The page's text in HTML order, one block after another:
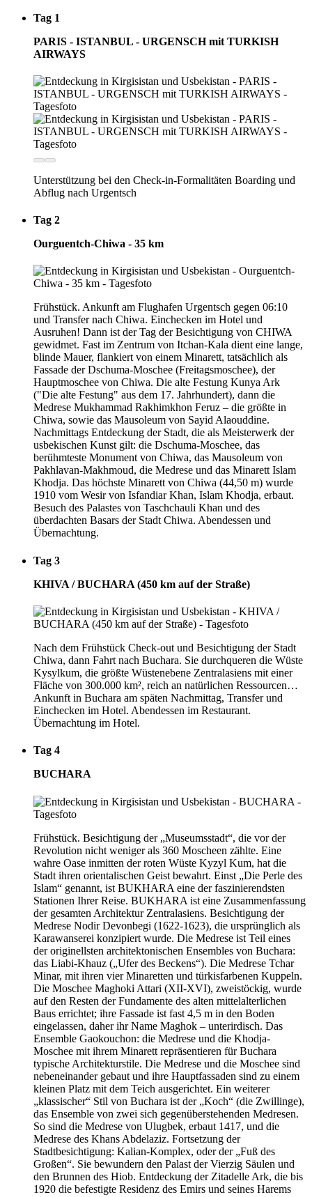
Tag 1
PARIS - ISTANBUL - URGENSCH mit TURKISH
AIRWAYS
Unterstützung bei den Check-in-Formalitäten Boarding und
Abflug nach Urgentsch
Tag 2
Ourguentch-Chiwa - 35 km
Frühstück. Ankunft am Flughafen Urgentsch gegen 06:10
und Transfer nach Chiwa. Einchecken im Hotel und
Ausruhen! Dann ist der Tag der Besichtigung von CHIWA
gewidmet. Fast im Zentrum von Itchan-Kala dient eine lange,
blinde Mauer, flankiert von einem Minarett, tatsächlich als
Fassade der Dschuma-Moschee (Freitagsmoschee), der
Hauptmoschee von Chiwa. Die alte Festung Kunya Ark
("Die alte Festung" aus dem 17. Jahrhundert), dann die
Medrese Mukhammad Rakhimkhon Feruz – die größte in
Chiwa, sowie das Mausoleum von Sayid Alaouddine.
Nachmittags Entdeckung der Stadt, die als Meisterwerk der
usbekischen Kunst gilt: die Dschuma-Moschee, das
berühmteste Monument von Chiwa, das Mausoleum von
Pakhlavan-Makhmoud, die Medrese und das Minarett Islam
Khodja. Das höchste Minarett von Chiwa (44,50 m) wurde
1910 vom Wesir von Isfandiar Khan, Islam Khodja, erbaut.
Besuch des Palastes von Taschchauli Khan und des
überdachten Basars der Stadt Chiwa. Abendessen und
Übernachtung.
Tag 3
KHIVA / BUCHARA (450 km auf der Straße)
Nach dem Frühstück Check-out und Besichtigung der Stadt
Chiwa, dann Fahrt nach Buchara. Sie durchqueren die Wüste
Kysylkum, die größte Wüstenebene Zentralasiens mit einer
Fläche von 300.000 km², reich an natürlichen Ressourcen…
Ankunft in Buchara am späten Nachmittag, Transfer und
Einchecken im Hotel. Abendessen im Restaurant.
Übernachtung im Hotel.
Tag 4
BUCHARA
Frühstück. Besichtigung der „Museumsstadt“, die vor der
Revolution nicht weniger als 360 Moscheen zählte. Eine
wahre Oase inmitten der roten Wüste Kyzyl Kum, hat die
Stadt ihren orientalischen Geist bewahrt. Einst „Die Perle des
Islam“ genannt, ist BUKHARA eine der faszinierendsten
Stationen Ihrer Reise. BUKHARA ist eine Zusammenfassung
der gesamten Architektur Zentralasiens. Besichtigung der
Medrese Nodir Devonbegi (1622-1623), die ursprünglich als
Karawanserei konzipiert wurde. Die Medrese ist Teil eines
der originellsten architektonischen Ensembles von Buchara:
das Liabi-Khauz („Ufer des Beckens“). Die Medrese Tchar
Minar, mit ihren vier Minaretten und türkisfarbenen Kuppeln.
Die Moschee Maghoki Attari (XII-XVI), zweistöckig, wurde
auf den Resten der Fundamente des alten mittelalterlichen
Baus errichtet; ihre Fassade ist fast 4,5 m in den Boden
eingelassen, daher ihr Name Maghok – unterirdisch. Das
Ensemble Gaokouchon: die Medrese und die Khodja-
Moschee mit ihrem Minarett repräsentieren für Buchara
typische Architekturstile. Die Medrese und die Moschee sind
nebeneinander gebaut und ihre Hauptfassaden sind zu einem
kleinen Platz mit dem Teich ausgerichtet. Ein weiterer
„klassischer“ Stil von Buchara ist der „Koch“ (die Zwillinge),
das Ensemble von zwei sich gegenüberstehenden Medresen.
So sind die Medrese von Ulugbek, erbaut 1417, und die
Medrese des Khans Abdelaziz. Fortsetzung der
Stadtbesichtigung: Kalian-Komplex, oder der „Fuß des
Großen“. Sie bewundern den Palast der Vierzig Säulen und
den Brunnen des Hiob. Entdeckung der Zitadelle Ark, die bis
1920 die befestigte Residenz des Emirs und seines Harems